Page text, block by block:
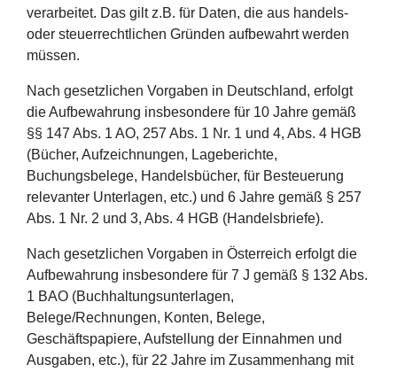
verarbeitet. Das gilt z.B. für Daten, die aus handels-
oder steuerrechtlichen Gründen aufbewahrt werden
müssen.
Nach gesetzlichen Vorgaben in Deutschland, erfolgt
die Aufbewahrung insbesondere für 10 Jahre gemäß
§§ 147 Abs. 1 AO, 257 Abs. 1 Nr. 1 und 4, Abs. 4 HGB
(Bücher, Aufzeichnungen, Lageberichte,
Buchungsbelege, Handelsbücher, für Besteuerung
relevanter Unterlagen, etc.) und 6 Jahre gemäß § 257
Abs. 1 Nr. 2 und 3, Abs. 4 HGB (Handelsbriefe).
Nach gesetzlichen Vorgaben in Österreich erfolgt die
Aufbewahrung insbesondere für 7 J gemäß § 132 Abs.
1 BAO (Buchhaltungsunterlagen,
Belege/Rechnungen, Konten, Belege,
Geschäftspapiere, Aufstellung der Einnahmen und
Ausgaben, etc.), für 22 Jahre im Zusammenhang mit